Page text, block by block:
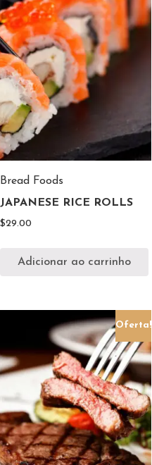
Bread Foods
JAPANESE RICE ROLLS
$29.00
Adicionar ao carrinho
Oferta!